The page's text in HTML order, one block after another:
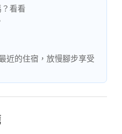
看看
近的住宿，放慢腳步享受